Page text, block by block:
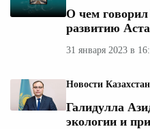
О чем
развитию
31 января 2023 в
Новости
Галидулла
экологии и